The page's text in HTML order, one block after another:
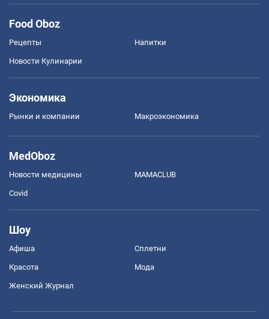
Food Oboz
Рецепты Напитки
Новости Кулинарии
Экономика
Рынки и компании Mакроэкономика
MedOboz
Новости медицины MAMACLUB
Covid
Шоу
Афиша Сплетни
Красота Мода
Женский Журнал